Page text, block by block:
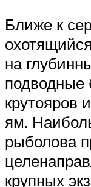
Ближе к
на
подводные
крутояров
ям.
рыболова
крупных